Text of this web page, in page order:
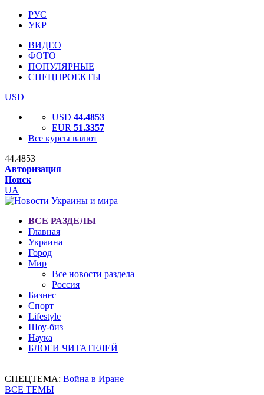
РУС
УКР
ВИДЕО
ФОТО
ПОПУЛЯРНЫЕ
СПЕЦПРОЕКТЫ
USD
USD 44.4853
EUR 51.3357
Все курсы валют
44.4853
Авторизация
Поиск
UA
ВСЕ РАЗДЕЛЫ
Главная
Украина
Город
Мир
Все новости раздела
Россия
Бизнес
Спорт
Lifestyle
Шоу-биз
Наука
БЛОГИ ЧИТАТЕЛЕЙ
СПЕЦТЕМА: Война в Иране
ВСЕ ТЕМЫ